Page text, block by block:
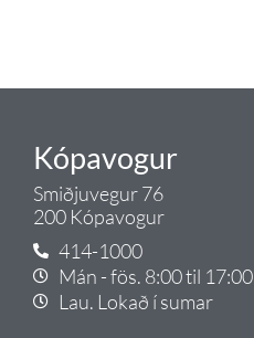
Kópavogur
Smiðjuvegur 76
200 Kópavogur
414-1000
Mán - fös. 8:00 til 17:00
Lau. Lokað í sumar